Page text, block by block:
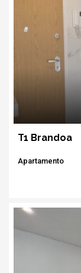
T1 Brandoa
Apartamento